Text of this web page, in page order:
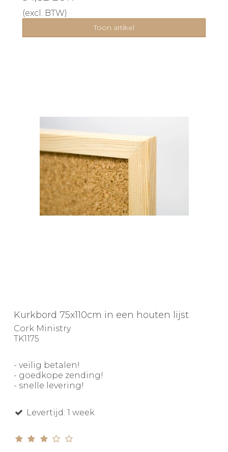
(excl. BTW)
Toon artikel
Kurkbord 75x110cm in een houten lijst
Cork Ministry
TK1175
- veilig betalen!
- goedkope zending!
- snelle levering!
Levertijd: 1 week